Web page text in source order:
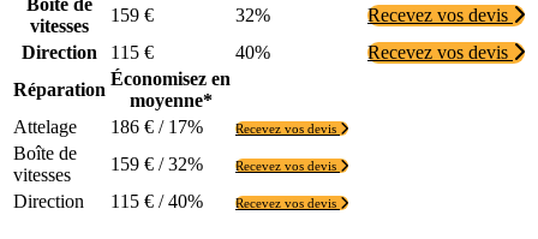
Boîte de
vitesses
159 € 32%
Recevez vos devis
Direction
115 € 40%
Recevez vos devis
Réparation
Économisez en
moyenne*
Attelage
186 € / 17% Recevez vos devis
Boîte de
vitesses
159 € / 32% Recevez vos devis
Direction 115 € / 40% Recevez vos devis